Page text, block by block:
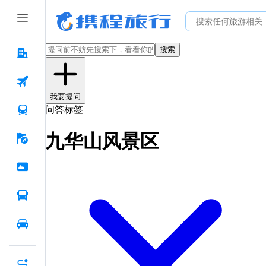
搜索
我要提问
问答标签
九华山风景区